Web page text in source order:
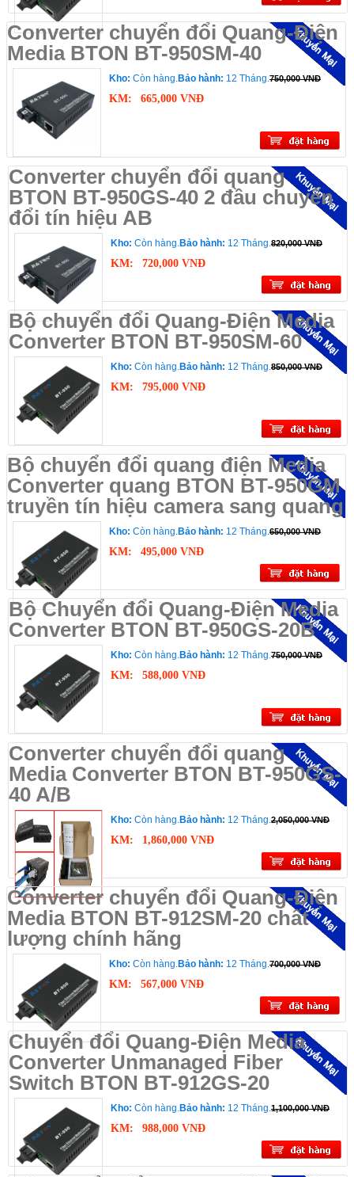
Converter chuyển đổi Quang-Điện
Media BTON BT-950SM-40
Kho: Còn hàng.Bảo hành: 12 Tháng.750,000 VNĐ
KM: 665,000 VNĐ
Converter chuyển đổi quang
BTON BT-950GS-40 2 đầu chuyển
đổi tín hiệu AB
Kho: Còn hàng.Bảo hành: 12 Tháng.820,000 VNĐ
KM: 720,000 VNĐ
Bộ chuyển đổi Quang-Điện Media
Converter BTON BT-950SM-60
Kho: Còn hàng.Bảo hành: 12 Tháng.850,000 VNĐ
KM: 795,000 VNĐ
Bộ chuyển đổi quang điện Media
Converter quang BTON BT-950GM
truyền tín hiệu camera sang quang
Kho: Còn hàng.Bảo hành: 12 Tháng.650,000 VNĐ
KM: 495,000 VNĐ
Bộ Chuyển đổi Quang-Điện Media
Converter BTON BT-950GS-20B
Kho: Còn hàng.Bảo hành: 12 Tháng.750,000 VNĐ
KM: 588,000 VNĐ
Converter chuyển đổi quang
Media Converter BTON BT-950GS-
40 A/B
Kho: Còn hàng.Bảo hành: 12 Tháng.2,050,000 VNĐ
KM: 1,860,000 VNĐ
Converter chuyển đổi Quang-Điện
Media BTON BT-912SM-20 chất
lượng chính hãng
Kho: Còn hàng.Bảo hành: 12 Tháng.700,000 VNĐ
KM: 567,000 VNĐ
Chuyển đổi Quang-Điện Media
Converter Unmanaged Fiber
Switch BTON BT-912GS-20
Kho: Còn hàng.Bảo hành: 12 Tháng.1,100,000 VNĐ
KM: 988,000 VNĐ